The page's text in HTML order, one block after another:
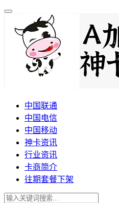
中国联通
中国电信
中国移动
神卡资讯
行业资讯
卡商简介
往期套餐下架